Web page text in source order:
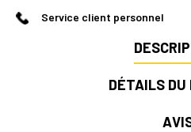
Service client personnel
DÉTAILS DU